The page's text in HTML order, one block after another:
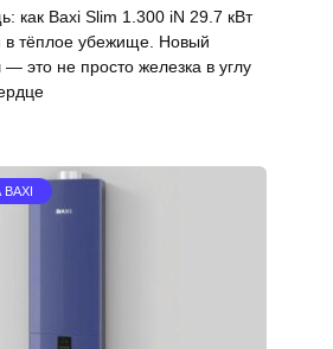
как Baxi Slim 1.300 iN 29.7 кВт
тёплое убежище. Новый
— это не просто железка в углу